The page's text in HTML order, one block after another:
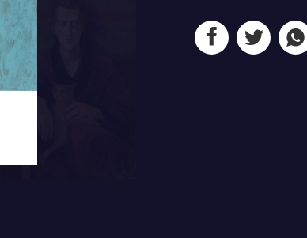
groen. Uiteindelijk is daar niets van
portret. Want, zo legt de schilder uit,